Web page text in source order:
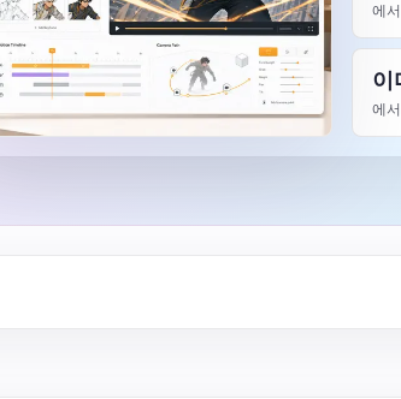
에
이
에